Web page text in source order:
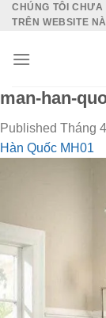
SkipCHÚNG TÔI CHƯA
TRÊN WEBSITE
man-han-
Published Tháng
Hàn Quốc MH01